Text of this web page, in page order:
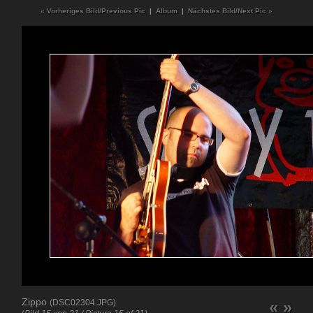
« Vorheriges Bild/Previous Pic | Album | Nächstes Bild/Next Pic »
Zippo (DSC02304.JPG)
« »